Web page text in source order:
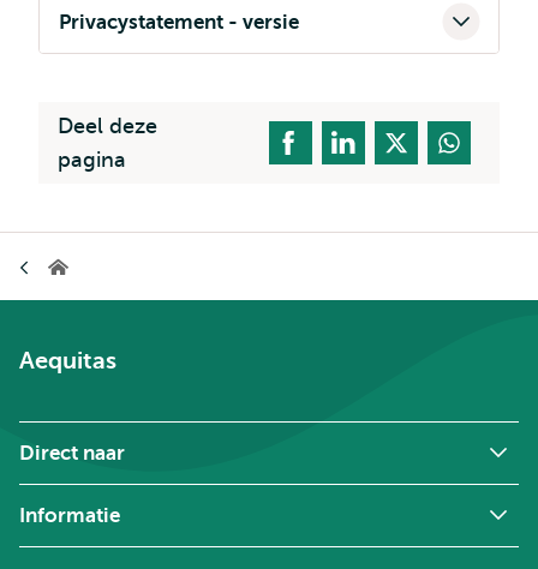
Privacystatement - versie
Deel deze
pagina
Erasmus
&
Aequitas
Direct naar
Informatie